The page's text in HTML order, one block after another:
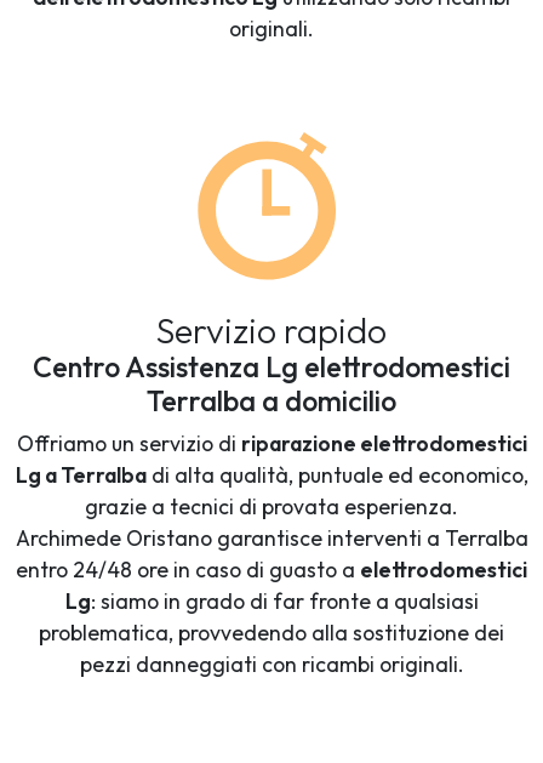
originali.
Servizio rapido
Centro Assistenza Lg elettrodomestici
Terralba a domicilio
Offriamo un servizio di riparazione elettrodomestici
Lg a Terralbadi alta qualità, puntuale ed economico,
grazie a tecnici di provata esperienza.
Archimede Oristano garantisce interventi a Terralba
entro 24/48 ore in caso di guasto a elettrodomestici
Lg: siamo in grado di far fronte a qualsiasi
problematica, provvedendo alla sostituzione dei
pezzi danneggiati con ricambi originali.